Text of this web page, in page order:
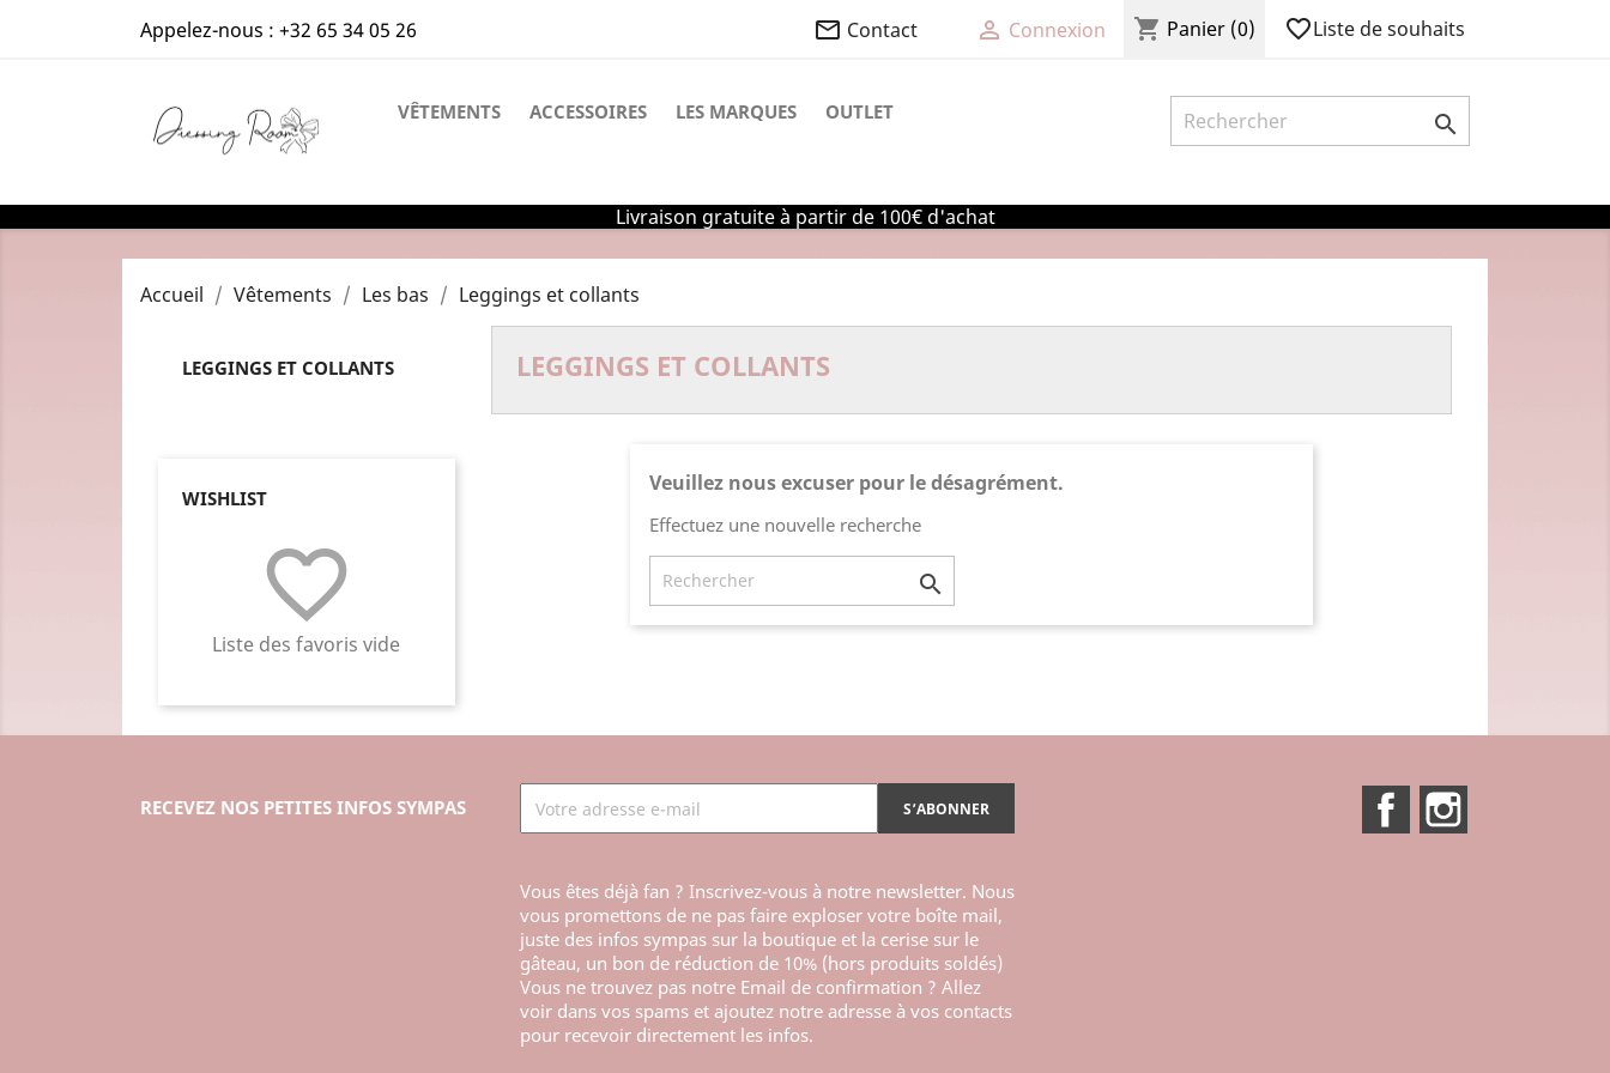
Appelez-nous : +32 65 34 05 26 mail_outline Contact  Connexion shopping_cart Panier (0) favorite_borderListe de souhaits
VÊTEMENTS ACCESSOIRES LES MARQUES OUTLET 
Livraison gratuite à partir de 100€ d'achat
Accueil Vêtements Les bas Leggings et collants
LEGGINGS ET COLLANTS
WISHLIST
favorite_border
Liste des favoris vide
LEGGINGS ET COLLANTS
Veuillez nous excuser pour le désagrément.
Effectuez une nouvelle recherche

RECEVEZ NOS PETITES INFOS SYMPAS
Vous êtes déjà fan ? Inscrivez-vous à notre newsletter. Nous
vous promettons de ne pas faire exploser votre boîte mail,
juste des infos sympas sur la boutique et la cerise sur le
gâteau, un bon de réduction de 10% (hors produits soldés)
Vous ne trouvez pas notre Email de confirmation ? Allez
voir dans vos spams et ajoutez notre adresse à vos contacts
pour recevoir directement les infos.
Facebook